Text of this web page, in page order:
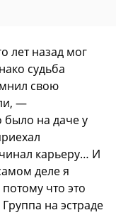
лет назад мог
судьба
свою
—
было на даче у
карьеру… И
деле я
что это
на эстраде